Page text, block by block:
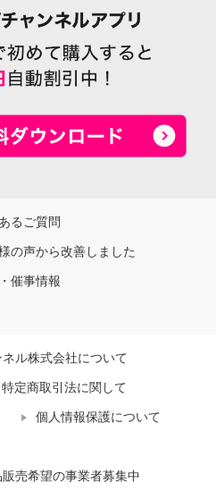
るご質問
の声から改善しました
催事情報
ル株式会社について
特定商取引法に関して
個人情報保護について
売希望の事業者募集中